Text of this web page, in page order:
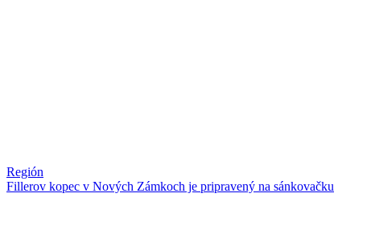
Región
Fillerov kopec v Nových Zámkoch je pripravený na sánkovačku